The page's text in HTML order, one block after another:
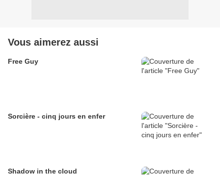
Vous aimerez aussi
Free Guy
Sorcière - cinq jours en enfer
Shadow in the cloud